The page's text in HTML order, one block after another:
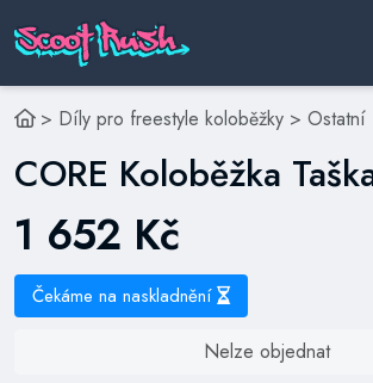
> Díly pro freestyle koloběžky > Ostatní
CORE Koloběžka
1 652 Kč
Čekáme na naskladnění
Nelze objednat